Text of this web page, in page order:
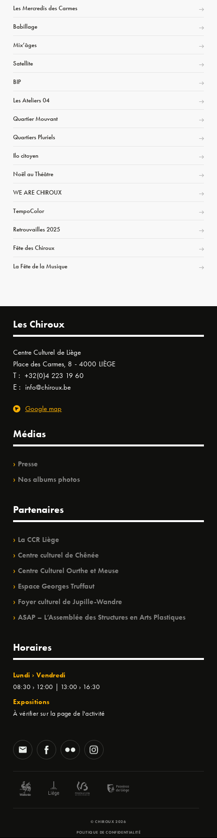
Les Mercredis des Carmes
Babillage
Mix’âges
Satellite
BIP
Les Ateliers 04
Quartier Mouvant
Quartiers Pluriels
Ilo citoyen
Noël au Théâtre
WE ARE CHIROUX
TempoColor
Retrouvailles 2025
Fête des Chiroux
La Fête de la Musique
Les Chiroux
Centre Culturel de Liège
Place des Carmes, 8 - 4000 LIÈGE
T : +32(0)4 223 19 60
E : info@chiroux.be
Google map
Médias
Presse
Nos albums photos
Partenaires
La CCR Liège
Centre culturel de Chênée
Centre Culturel Ourthe et Meuse
Espace Georges Truffaut
Foyer culturel de Jupille-Wandre
ASAP – L’Assemblée des Structures en Arts Plastiques
Horaires
Lundi › Vendredi
08:30 › 12:00 | 13:00 › 16:30
Expositions
À vérifier sur la page de l'activité
© CHIROUX 2026
POLITIQUE DE CONFIDENTIALITÉ